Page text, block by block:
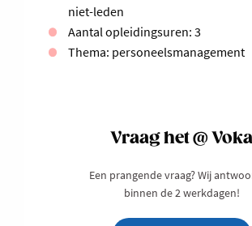
niet-leden
Aantal opleidingsuren: 3
Thema: personeelsmanagement
Vraag het @ Voka
Een prangende vraag? Wij
binnen de 2 werkdagen!